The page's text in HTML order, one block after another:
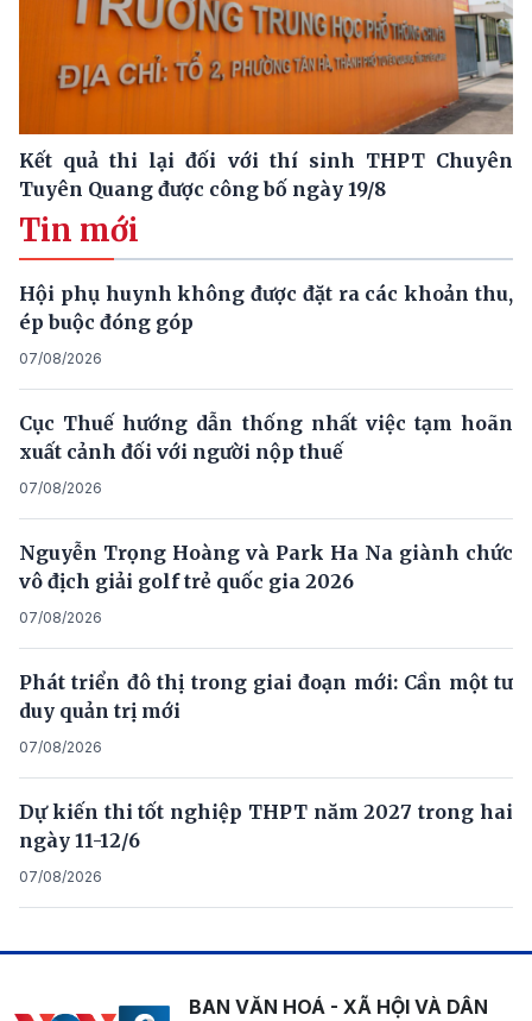
Kết quả thi lại đối với thí sinh THPT Chuyên
Tuyên Quang được công bố ngày 19/8
Tin mới
Hội phụ huynh không được đặt ra các khoản thu,
ép buộc đóng góp
07/08/2026
Cục Thuế hướng dẫn thống nhất việc tạm hoãn
xuất cảnh đối với người nộp thuế
07/08/2026
Nguyễn Trọng Hoàng và Park Ha Na giành chức
vô địch giải golf trẻ quốc gia 2026
07/08/2026
Phát triển đô thị trong giai đoạn mới: Cần một tư
duy quản trị mới
07/08/2026
Dự kiến thi tốt nghiệp THPT năm 2027 trong hai
ngày 11-12/6
07/08/2026
BAN VĂN HOÁ - XÃ HỘI VÀ DÂN